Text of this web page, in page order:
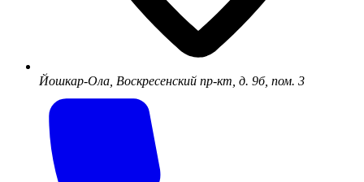
Йошкар-Ола, Воскресенский пр-кт, д. 9б, пом. 3